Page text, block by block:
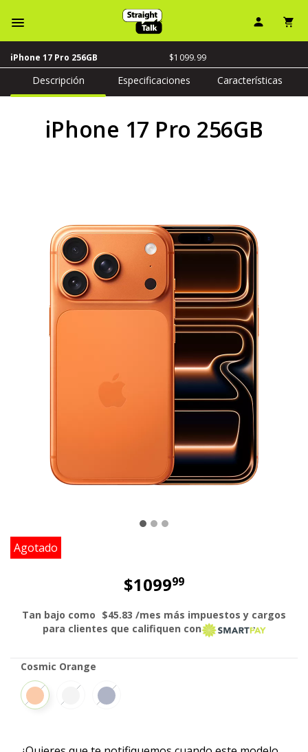
Menú de barra de navegación
Ícono
iPhone 17 Pro 256GB $1099.99El precio es dollar
Descripción Especificaciones Características
iPhone 17 Pro 256GB
Agotado
$109999
El precio es dollar 1099 and 99 cent
Tan bajo como $45.83 /mes más impuestos y cargos
para clientes que califiquen con
Cosmic Orange
Cosmic Orange